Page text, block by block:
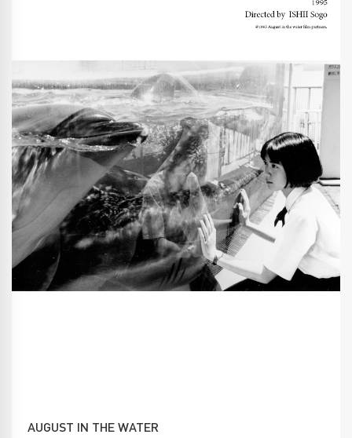
AUGUST IN THE WATER